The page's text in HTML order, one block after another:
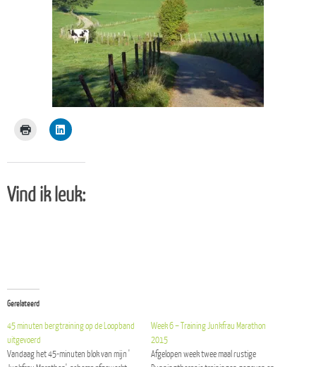
Vind ik leuk:
Gerelateerd
45 minuten bergtraining op de Loopband
uitgevoerd
Vandaag het 45-minuten blok van mijn '
Week 6 – Training Junkfrau Marathon
2015
Afgelopen week twee maal rustige